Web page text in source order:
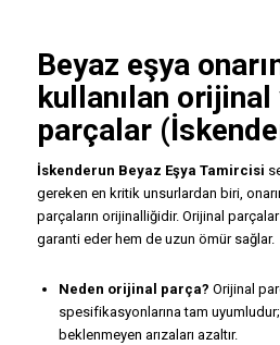
Beyaz eşya
kullanılan
parçalar
İskenderun Beyaz Eşya Tamircisi
gereken en kritik unsurlardan biri,
parçaların orijinalliğidir. Orijinal
garanti eder hem de uzun ömür sağlar.
Neden orijinal parça? Orijinal
spesifikasyonlarına tam
beklenmeyen arızaları azaltır.